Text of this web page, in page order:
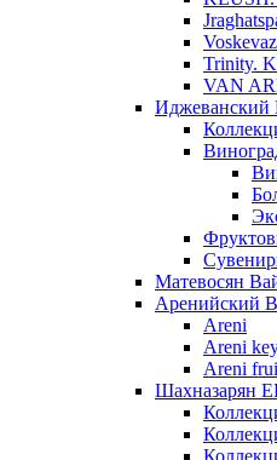
Trinity.
VAN
Матевосян
Аренийский
Areni
Areni
Areni
Шахназарян